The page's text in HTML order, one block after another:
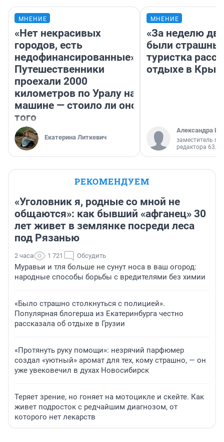
МНЕНИЕ
«Нет некрасивых
городов, есть
недофинансированные».
Путешественники
проехали 2000
километров по Уралу на
машине — стоило ли оно
того
Екатерина Литкевич
МНЕНИЕ
«За неделю
были
туристка
отдыхе в
Александра
заместитель
редактора 63.RU
РЕКОМЕНДУЕМ
«Уголовник я, родные со мной не
общаются»: как бывший «афганец» 30
лет живет в землянке посреди леса
под Рязанью
2 часа 1 721 Обсудить
Муравьи и тля больше не сунут носа в ваш огород:
народные способы борьбы с вредителями без химии
«Было страшно столкнуться с полицией».
Популярная блогерша из Екатеринбурга честно
рассказала об отдыхе в Грузии
«Протянуть руку помощи»: незрячий парфюмер
создал «уютный» аромат для тех, кому страшно, — он
уже увековечил в духах Новосибирск
Теряет зрение, но гоняет на мотоцикле и скейте. Как
живет подросток с редчайшим диагнозом, от
которого нет лекарств